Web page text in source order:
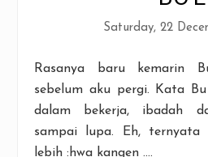
Saturday, 22
Rasanya baru kemarin
sebelum aku pergi. Kata
dalam bekerja, ibadah
sampai lupa. Eh, ternyata
lebih :hwa kangen ....